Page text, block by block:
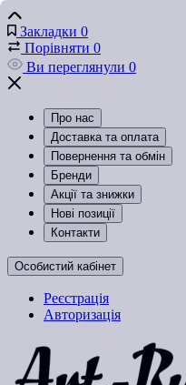
Закладки 0
Порівняти 0
Ви переглянули 0
Про нас
Доставка та оплата
Повернення та обмін
Бренди
Акції та знижки
Нові позиції
Контакти
Особистий кабінет
Реєстрація
Авторизація